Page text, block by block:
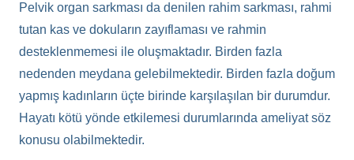
Pelvik organ sarkması da denilen rahim sarkması, rahmi
tutan kas ve dokuların zayıflaması ve rahmin
desteklenmemesi ile oluşmaktadır. Birden fazla
nedenden meydana gelebilmektedir. Birden fazla doğum
yapmış kadınların üçte birinde karşılaşılan bir durumdur.
Hayatı kötü yönde etkilemesi durumlarında ameliyat söz
konusu olabilmektedir.